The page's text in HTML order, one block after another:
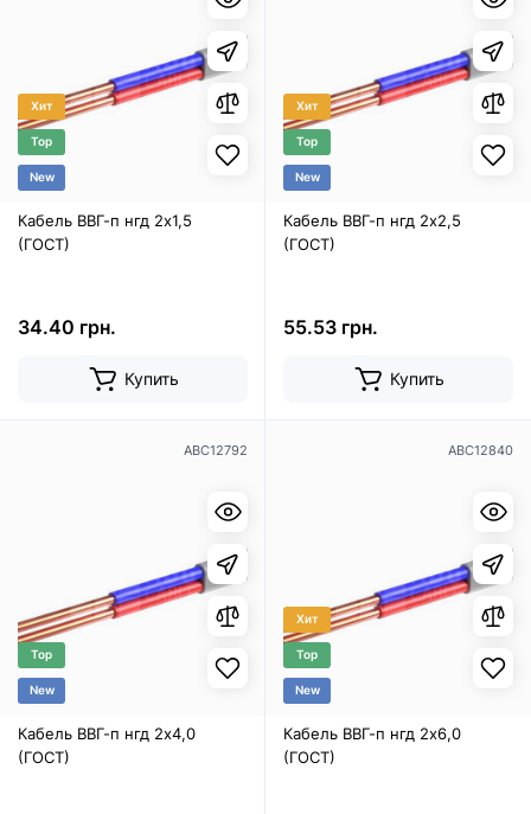
Хит
Top
New
Кабель ВВГ-п нгд 2х1,5
(ГОСТ)
34.40 грн.
Купить
Хит
Top
New
Кабель ВВГ-п нгд 2х2,5
(ГОСТ)
55.53 грн.
Купить
ABC12792
Top
New
Кабель ВВГ-п нгд 2х4,0
(ГОСТ)
ABC12840
Хит
Top
New
Кабель ВВГ-п нгд 2х6,0
(ГОСТ)